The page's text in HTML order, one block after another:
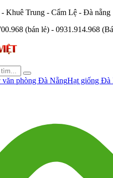
Khuê Trung - Cẩm Lệ - Đà nẵng
(bán lẻ) - 0931.914.968
văn phòng Đà NẵngHạt giống Đà